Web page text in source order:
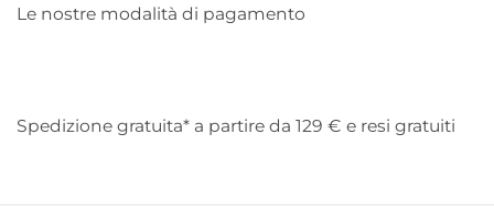
Le nostre modalità di pagamento
Spedizione gratuita* a partire da 129 € e resi gratuiti